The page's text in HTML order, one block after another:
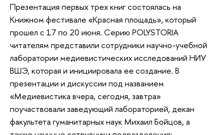
Презентация первых трех книг состоялась на
Книжном фестивале «Красная площадь», который
прошел с 17 по 20 июня. Серию POLYSTORIA
читателям представили сотрудники научно-учебной
лаборатории медиевистических исследований НИУ
ВШЭ, которая и инициировала ее создание. В
презентации и дискуссии под названием
«Медиевистика вчера, сегодня, завтра»
поучаствовали заведующий лабораторией, декан
факультета гуманитарных наук Михаил Бойцов, а